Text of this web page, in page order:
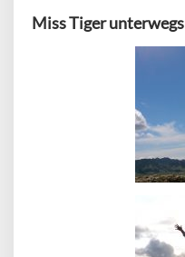
Miss Tiger unterwegs